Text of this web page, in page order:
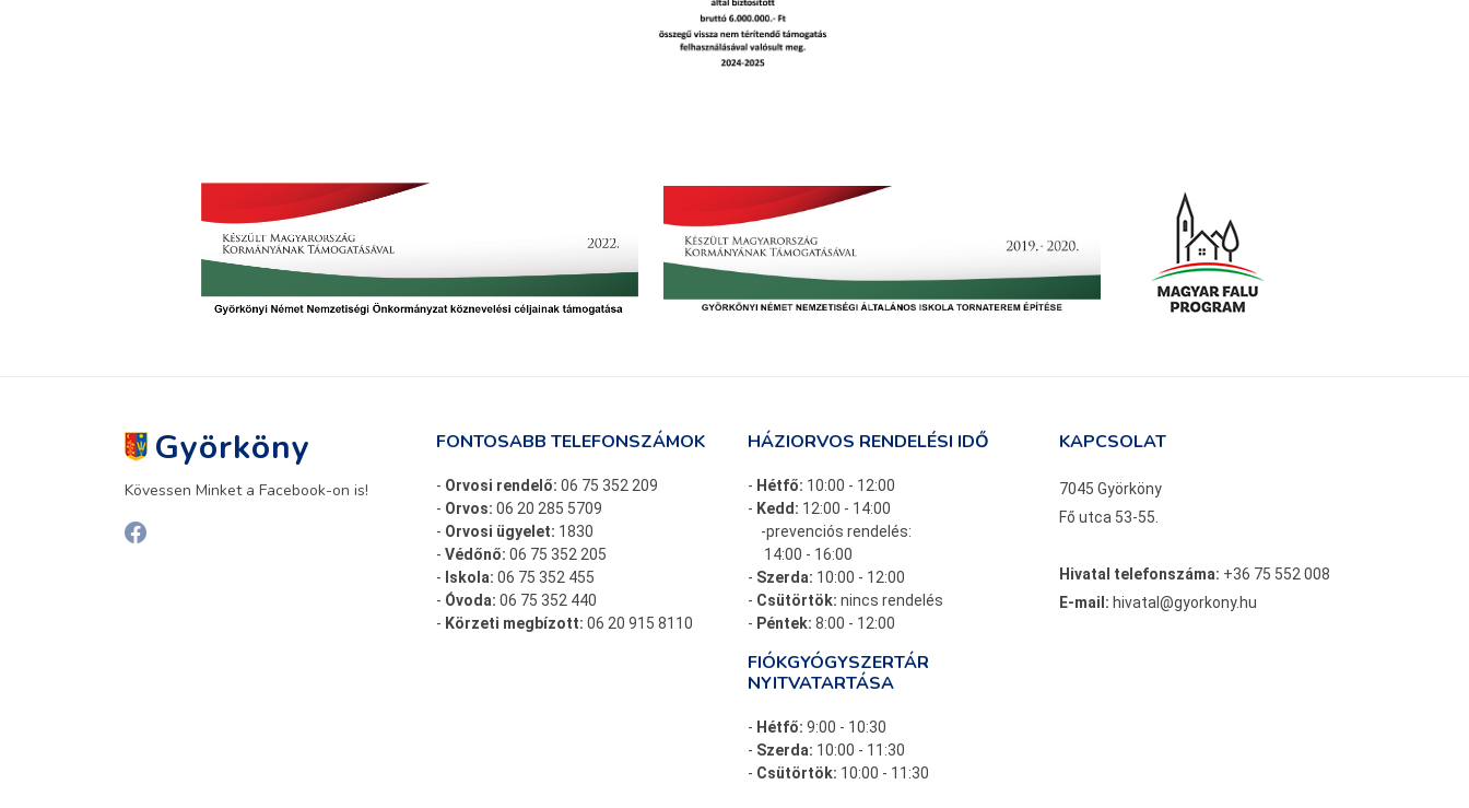
Györköny
Kövessen Minket a Facebook-on is!
FONTOSABB TELEFONSZÁMOK
- Orvosi rendelő: 06 75 352 209
- Orvos: 06 20 285 5709
- Orvosi ügyelet: 1830
- Védőnő: 06 75 352 205
- Iskola: 06 75 352 455
- Óvoda: 06 75 352 440
- Körzeti megbízott: 06 20 915 8110
HÁZIORVOS RENDELÉSI IDŐ
- Hétfő: 10:00 - 12:00
- Kedd: 12:00 - 14:00
-prevenciós rendelés:
14:00 - 16:00
- Szerda: 10:00 - 12:00
- Csütörtök: nincs rendelés
- Péntek: 8:00 - 12:00
FIÓKGYÓGYSZERTÁR
NYITVATARTÁSA
- Hétfő: 9:00 - 10:30
- Szerda: 10:00 - 11:30
- Csütörtök: 10:00 - 11:30
KAPCSOLAT
7045 Györköny
Fő utca 53-55.
Hivatal telefonszáma: +36 75 552 008
E-mail: hivatal@gyorkony.hu